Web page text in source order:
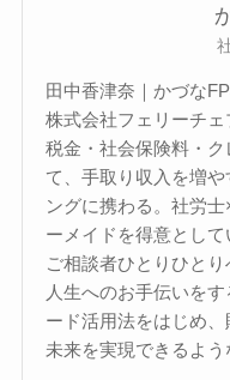
田中香津奈｜かづな
株式会社フェリーチ
税金・社会保険料・
て、手取り収入を増
ングに携わる。社労
ーメイドを得意として
ご相談者ひとりひと
人生へのお手伝いを
ード活用法をはじめ
未来を実現できるよう